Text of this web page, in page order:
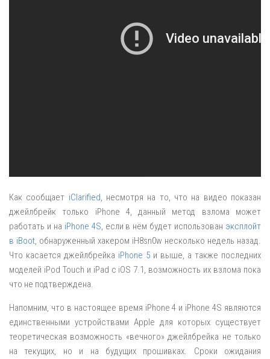
Как сообщает iClarified , несмотря на то, что на видео показан
джейлбрейк только iPhone 4, данный метод взлома может
работать и на iPhone 4S , если в нём будет использован эксплойт
в iBoot , обнаруженный хакером iH8sn0w несколько недель назад.
Что касается джейлбрейка iPhone 5 и выше, а также последних
моделей iPod Touch и iPad с iOS 7.1, возможность их взлома пока
что не подтверждена.
Напомним, что в настоящее время iPhone 4 и iPhone 4S являются
единственными устройствами Apple для которых существует
теоретическая возможность «вечного» джейлбрейка не только
на текущих, но и на будущих прошивках. Сроки ожидания